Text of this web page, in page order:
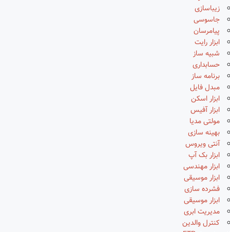
زیباسازی
جاسوسی
پیامرسان
ابزار رایت
شبیه ساز
حسابداری
برنامه ساز
مبدل فایل
ابزار اسکن
ابزار آفیس
مولتی مدیا
بهینه سازی
آنتی ویروس
ابزار بک آپ
ابزار مهندسی
ابزار موسیقی
فشرده سازی
ابزار موسیقی
مدیریت ابری
کنترل والدین